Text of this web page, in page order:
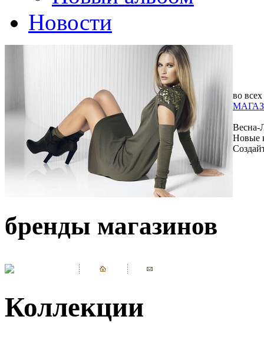
Новости
во всех
Весна-
Новые
бренды магазинов
Коллекции